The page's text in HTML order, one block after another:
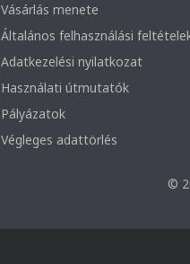
Vásárlás menete
Általános felhasználási
Adatkezelési nyilatkozat
Használati útmutatók
Pályázatok
Végleges adattörlés
©